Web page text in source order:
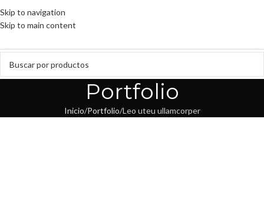
Skip to navigation
Skip to main content
Portfolio
Inicio Portfolio Leo uteu ullamcorper